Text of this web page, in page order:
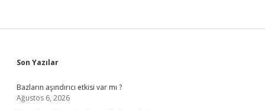
Sidebar
Son Yazılar
Bazların aşındırıcı etkisi var mı ?
Ağustos 6, 2026